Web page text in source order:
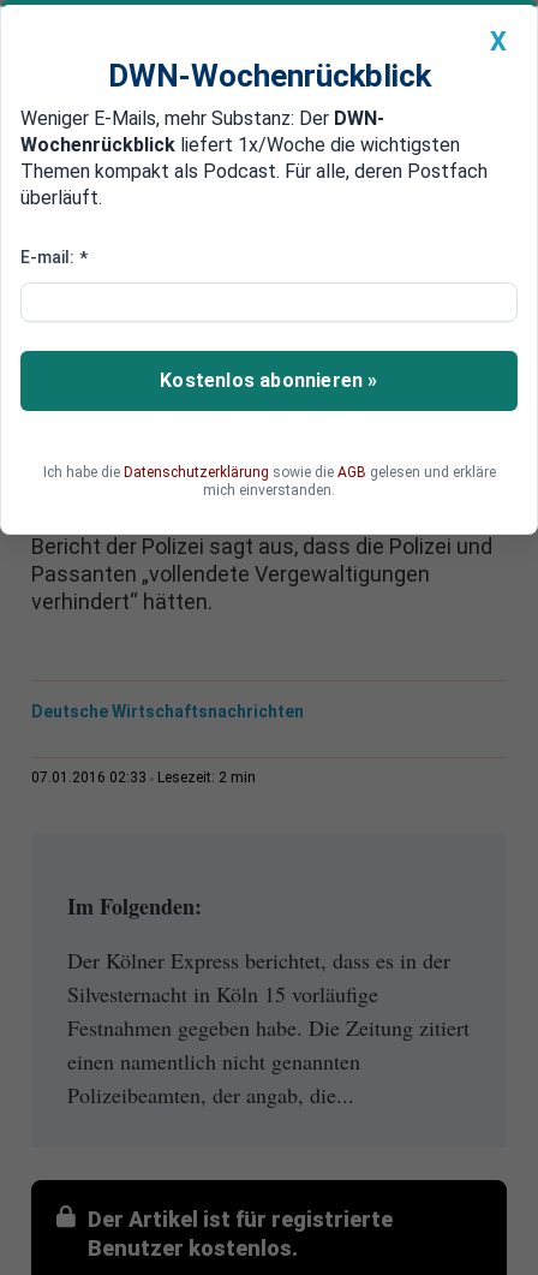
Newsticker MEIN DWN: Geldanlage Premium
Edelmetalle DWN-Magazin China
Festnahmen von Asyl-Bewerbern
Polizei-Berichte aus Köln: Es war
viel schlimmer als bisher
bekannt
Die Ereignisse in Köln waren offenbar weit
sagte dem Express, es habe 15 Festnahmen von
Asylbewerbern gegeben. Die Personalien wurden
Bericht der Polizei sagt aus, dass die Polizei und
Passanten „vollendete Vergewaltigungen
verhindert“ hätten.
Deutsche Wirtschaftsnachrichten
07.01.2016 02:33 Lesezeit: 2 min
Im Folgenden:
Der Kölner Express berichtet, dass es in der
Silvesternacht in Köln 15 vorläufige
Festnahmen gegeben habe. Die Zeitung zitiert
einen namentlich nicht genannten
Polizeibeamten, der angab, die...
Der Artikel ist für registrierte
Benutzer kostenlos.
X
DWN-Wochenrückblick
Weniger E-Mails, mehr Substanz: Der DWN-
Wochenrückblick liefert 1x/Woche die wichtigsten
Themen kompakt als Podcast. Für alle, deren Postfach
überläuft.
E-mail: *
Kostenlos abonnieren »
Ich habe die Datenschutzerklärung sowie die AGB gelesen und erkläre
mich einverstanden.